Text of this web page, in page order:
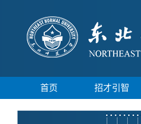
首页 招才引智